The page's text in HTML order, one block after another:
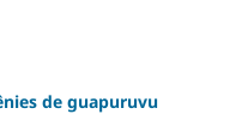
de guapuruvu